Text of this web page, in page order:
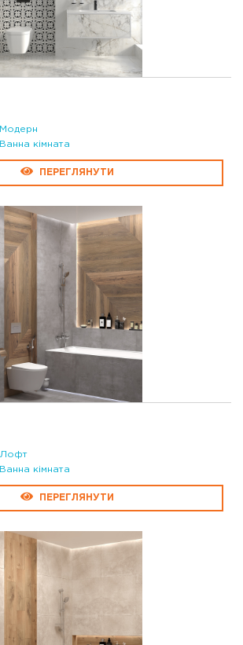
Модерн
Ванна кімната
ПЕРЕГЛЯНУТИ
Лофт
Ванна кімната
ПЕРЕГЛЯНУТИ